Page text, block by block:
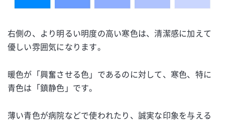
右側の、より明るい明度の高い寒色は、清潔感に加えて
優しい雰囲気になります。
暖色が「興奮させる色」であるのに対して、寒色、特に
青色は「鎮静色」です。
薄い青色が病院などで使われたり、誠実な印象を与える